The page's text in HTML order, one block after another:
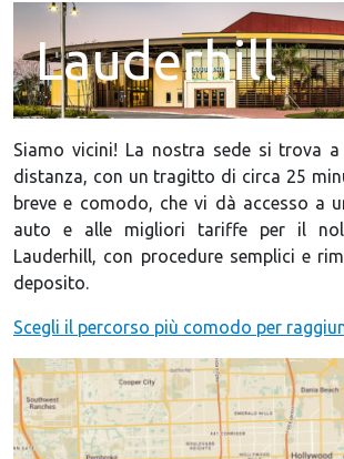
Lauderhill
Siamo vicini! La nostra sede si trova
distanza, con un tragitto di circa 25
breve e comodo, che vi dà accesso a
auto e alle migliori tariffe per il
Lauderhill, con procedure semplici e
deposito.
Scegli il percorso più comodo per